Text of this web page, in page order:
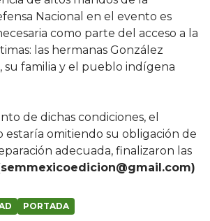
Nacional en el evento es
como parte del acceso a la
las hermanas González
su familia y el pueblo indígena
de dichas condiciones, el
estaría omitiendo su obligación de
adecuada, finalizaron las
PORTADA